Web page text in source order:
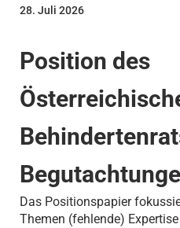
Position des
28. Juli 2026
Das Positionspapier
Themen (fehlende)